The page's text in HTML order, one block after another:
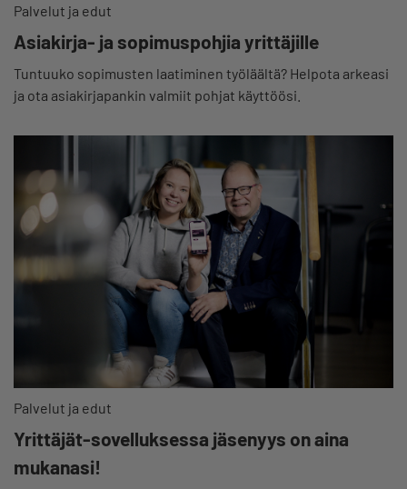
Palvelut ja edut
Asiakirja- ja sopimuspohjia yrittäjille
Tuntuuko sopimusten laatiminen työläältä? Helpota arkeasi
ja ota asiakirjapankin valmiit pohjat käyttöösi.
Palvelut ja edut
Yrittäjät-sovelluksessa jäsenyys on aina
mukanasi!